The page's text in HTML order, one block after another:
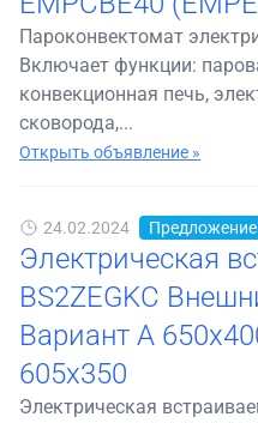
Пароконвектомат
Включает функции:
конвекционная печь,
сковорода,...
Открыть объявление »
24.02.2024 Предложение
Электрическая
BS2ZEGKC
Вариант А
605х350
Электрическая